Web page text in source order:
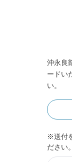
沖永良
ードい
い。
※送付
ださい。